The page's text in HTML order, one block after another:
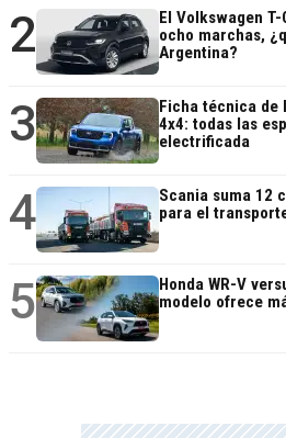
2
El Volkswagen
ocho marchas,
Argentina?
3
Ficha técnica de
4x4: todas las
electrificada
4
Scania suma 12
para el
5
Honda WR-V
modelo ofrece